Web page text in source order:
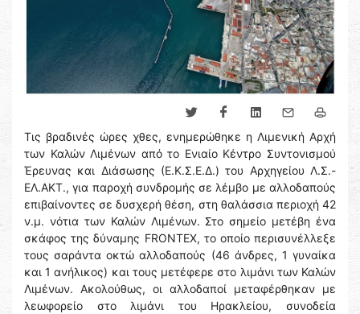
Τις βραδινές ώρες χθες, ενημερώθηκε η Λιμενική Αρχή
των Καλών Λιμένων από το Ενιαίο Κέντρο Συντονισμού
Έρευνας και Διάσωσης (Ε.Κ.Σ.Ε.Δ.) του Αρχηγείου Λ.Σ.-
ΕΛ.ΑΚΤ., για παροχή συνδρομής σε λέμβο με αλλοδαπούς
επιβαίνοντες σε δυσχερή θέση, στη θαλάσσια περιοχή 42
ν.μ. νότια των Καλών Λιμένων. Στο σημείο μετέβη ένα
σκάφος της δύναμης FRONTEX, το οποίο περισυνέλλεξε
τους σαράντα οκτώ αλλοδαπούς (46 άνδρες, 1 γυναίκα
και 1 ανήλικος) και τους μετέφερε στο λιμάνι των Καλών
Λιμένων. Ακολούθως, οι αλλοδαποί μεταφέρθηκαν με
λεωφορείο στο λιμάνι του Ηρακλείου, συνοδεία